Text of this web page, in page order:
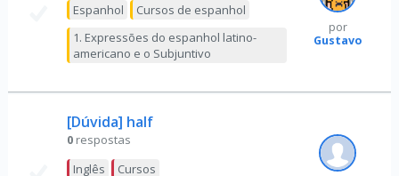
Espanhol
Cursos de espanhol
1. Expressões do espanhol latino-
americano e o Subjuntivo
por
Gustavo
[Dúvida] half
0 respostas
Inglês
Cursos